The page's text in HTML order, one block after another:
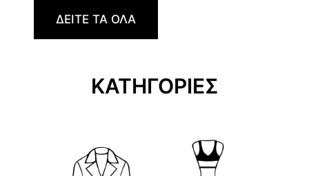
ΔΕΙΤΕ ΤΑ ΟΛΑ
ΚΑΤΗΓΟΡΙΕΣ